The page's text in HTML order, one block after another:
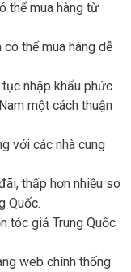
thể mua hàng từ
thể mua hàng dễ
nhập khẩu phức
một cách thuận
với các nhà cung
thấp hơn nhiều so
Quốc.
tóc giả Trung Quốc
web chính thống